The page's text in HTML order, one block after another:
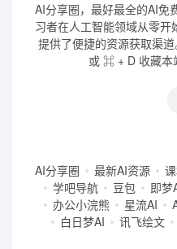
AI分享圈，最好最全的AI免
习者在人工智能领域从零
提供了便捷的资源获取渠
或 ⌘ + D 收藏本
AI分享圈 最新AI资源
学吧导航
豆包 即梦
办公小浣熊
星流AI
白日梦AI
讯飞绘文